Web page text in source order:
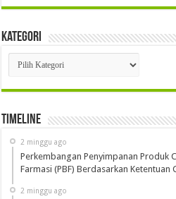
Kategori
Kategori
Timeline
2 minggu ago
Perkembangan Penyimpanan Produk
Farmasi (PBF) Berdasarkan Ketentuan
2 minggu ago